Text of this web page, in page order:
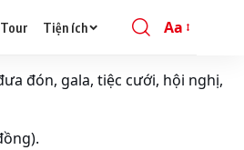
Tour Tiện ích
Font
Aa
đón, gala, tiệc cưới, hội nghị,